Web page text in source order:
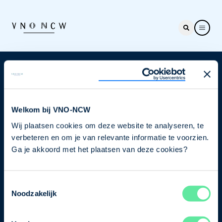
Welkom bij VNO-NCW
Wij plaatsen cookies om deze website te analyseren, te
verbeteren en om je van relevante informatie te voorzien.
Ga je akkoord met het plaatsen van deze cookies?
Noodzakelijk
Nieuwsbrief
je nu in voor de VNO-NCW nieuwsbrief.
Schrijf je in
Direct naar
Ons verhaal